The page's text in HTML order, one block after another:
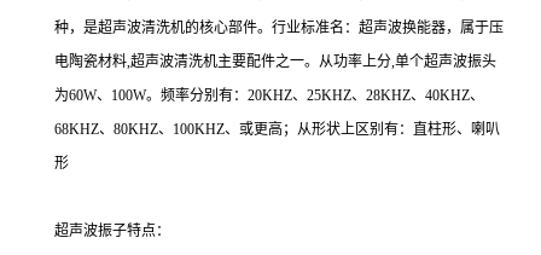
种，是超声波清洗机的核心部件。行业标准名：超声波换能器，属于压
电陶瓷材料,超声波清洗机主要配件之一。从功率上分,单个超声波振头
为60W、100W。频率分别有：20KHZ、25KHZ、28KHZ、40KHZ、
68KHZ、80KHZ、100KHZ、或更高；从形状上区别有：直柱形、喇叭
形
超声波振子特点：